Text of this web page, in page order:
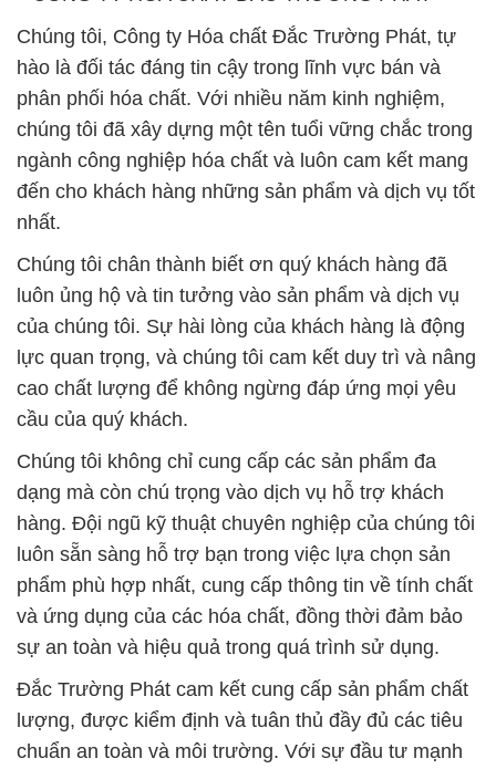
lượng, được kiểm định và tuân thủ đầy đủ các tiêu
chuẩn an toàn và môi trường. Với sự đầu tư mạnh
mẽ vào nghiên cứu và phát triển, chúng tôi không
ngừng cải tiến để đáp ứng mọi yêu cầu của khách
hàng và duy trì vị thế hàng đầu trong ngành.
Chúng tôi hiểu rằng mỗi ngành công nghiệp có
chúng tôi tự hào cung cấp các giải pháp tùy chỉnh,
tư vấn chuyên sâu để đáp ứng nhu cầu cụ thể của
từng khách hàng.
Với sự cam kết vững chắc về chất lượng, Công ty
Hóa chất Đắc Trường Phát không chỉ là đối tác mà
còn là người bạn đồng hành tin cậy của quý khách
hàng. Chúng tôi luôn hướng tới sự uy tín và chất
lượng hàng đầu, không ngừng phấn đấu để đảm
bảo sự hài lòng của khách hàng.
# Đơn vị kinh doanh Σ bán hóa chất hóa chất Bột
Natri Carbonate > Natri Carbonate tại Trà Vinh
# Cty phân phối › cung cấp hóa chất hóa chất Bột
Natri Carbonate > Natri Carbonate tại Trà Vinh
# Đơn vị chuyên kinh doanh ■ phân phối hóa chất
hóa chất Bột Natri Carbonate > Natri Carbonate tại
Trà Vinh